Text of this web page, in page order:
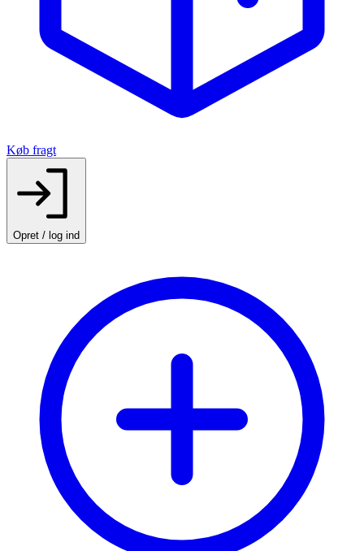
Køb fragt
Opret / log ind